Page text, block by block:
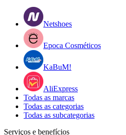
Netshoes
Epoca Cosméticos
KaBuM!
AliExpress
Todas as marcas
Todas as categorias
Todas as subcategorias
Serviços e benefícios